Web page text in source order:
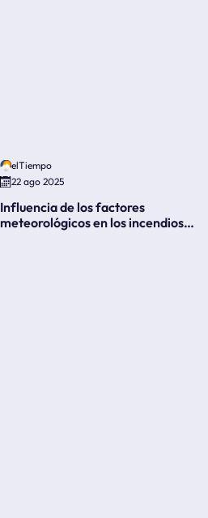
elTiempo
22 ago 2025
Influencia de los factores
meteorológicos en los incendios